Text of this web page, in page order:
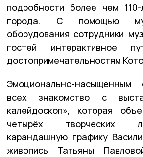
подробности более чем 110-
города. С помощью
оборудования сотрудники
гостей интерактивное
достопримечательностям
Эмоционально-насыщенным
всех знакомство с
калейдоскоп», которая
четырёх творческих
карандашную графику
живопись Татьяны